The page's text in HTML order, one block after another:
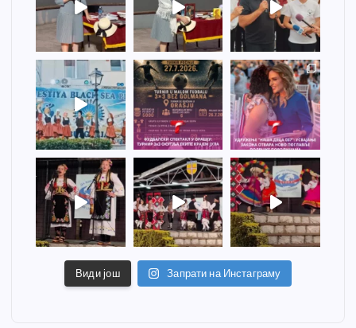
Види још Запрати на Инстаграму